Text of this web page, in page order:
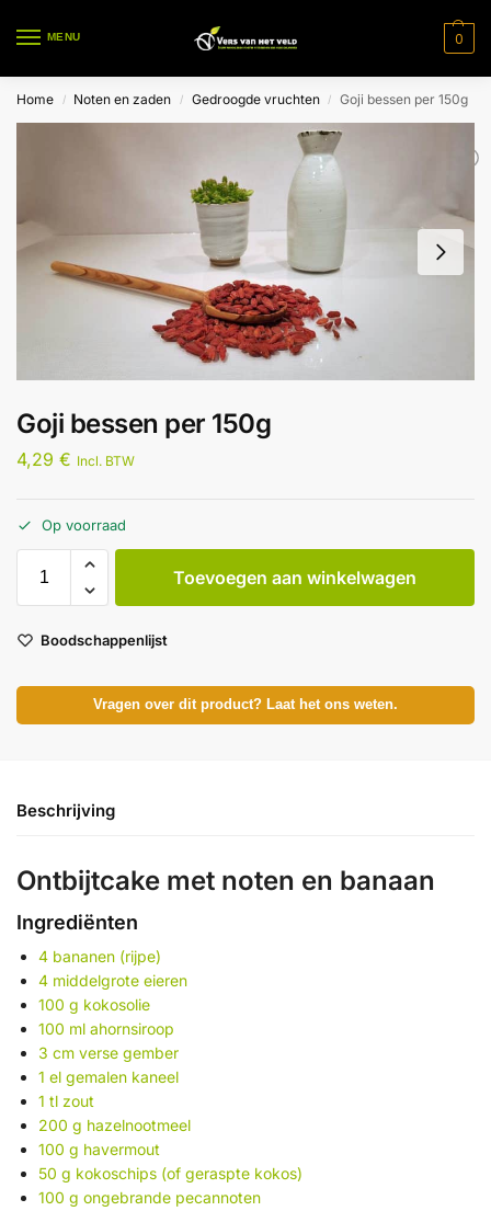
MENU 0
Home / Noten en zaden / Gedroogde vruchten / Goji bessen per 150g
Goji bessen per 150g
4,29 € Incl. BTW
Op voorraad
Toevoegen aan winkelwagen
Boodschappenlijst
Vragen over dit product? Laat het ons weten.
Beschrijving
Ont­bijt­ca­ke met no­ten en ba­naan
Ingrediënten
4 bananen (rijpe)
4 middelgrote eieren
100 g kokosolie
100 ml ahornsiroop
3 cm verse gember
1 el gemalen kaneel
1 tl zout
200 g hazelnootmeel
100 g havermout
50 g kokoschips (of geraspte kokos)
100 g ongebrande pecannoten